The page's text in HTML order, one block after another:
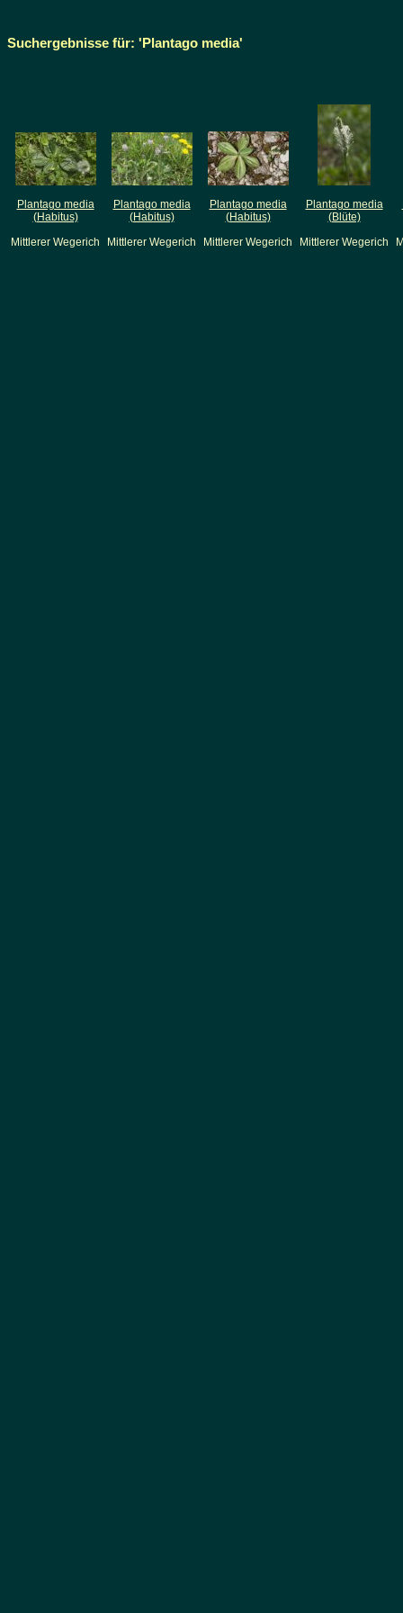
Suchergebnisse für: 'Plantago media'
Plantago media
(Habitus)
Mittlerer Wegerich
Plantago media
(Habitus)
Mittlerer Wegerich
Plantago media
(Habitus)
Mittlerer Wegerich
Plantago media
(Blüte)
Mittlerer Wegerich